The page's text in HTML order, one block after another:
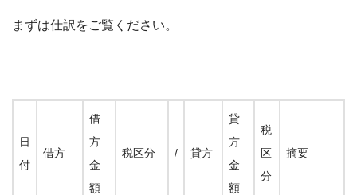
まずは仕訳をご覧ください。
日
付
借方
借
方
金
額
税区分 / 貸方
貸
方
金
額
税
区
分
摘要